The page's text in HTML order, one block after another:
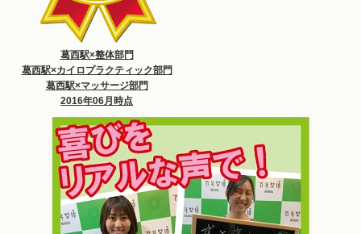
葛西駅×整体部門
葛西駅×カイロプラクティック部門
葛西駅×マッサージ部門
2016年06月時点